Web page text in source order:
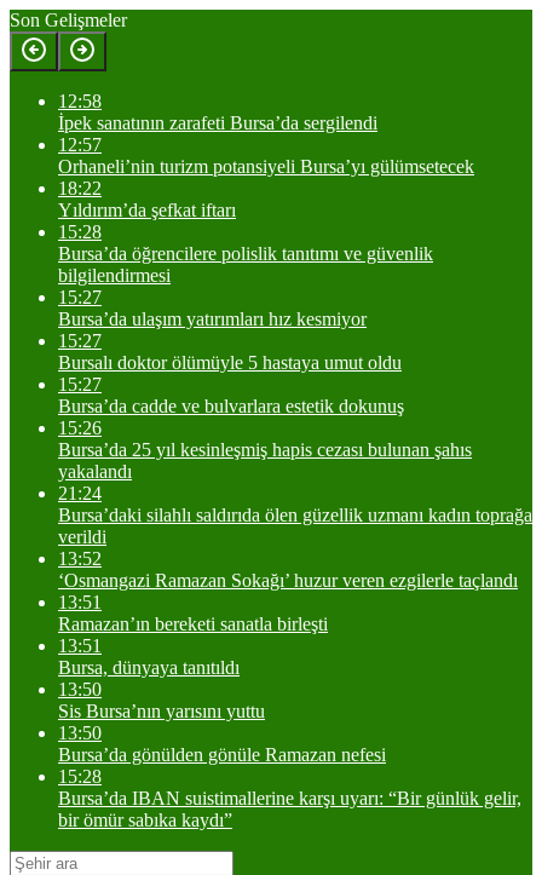
Son Gelişmeler
12:58
İpek sanatının zarafeti Bursa’da sergilendi
12:57
Orhaneli’nin turizm potansiyeli Bursa’yı gülümsetecek
18:22
Yıldırım’da şefkat iftarı
15:28
Bursa’da öğrencilere polislik tanıtımı ve güvenlik
bilgilendirmesi
15:27
Bursa’da ulaşım yatırımları hız kesmiyor
15:27
Bursalı doktor ölümüyle 5 hastaya umut oldu
15:27
Bursa’da cadde ve bulvarlara estetik dokunuş
15:26
Bursa’da 25 yıl kesinleşmiş hapis cezası bulunan şahıs
yakalandı
21:24
Bursa’daki silahlı saldırıda ölen güzellik uzmanı kadın toprağa
verildi
13:52
‘Osmangazi Ramazan Sokağı’ huzur veren ezgilerle taçlandı
13:51
Ramazan’ın bereketi sanatla birleşti
13:51
Bursa, dünyaya tanıtıldı
13:50
Sis Bursa’nın yarısını yuttu
13:50
Bursa’da gönülden gönüle Ramazan nefesi
15:28
Bursa’da IBAN suistimallerine karşı uyarı: “Bir günlük gelir,
bir ömür sabıka kaydı”